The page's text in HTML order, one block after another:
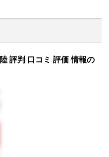
評判 口コミ 評価 情報の